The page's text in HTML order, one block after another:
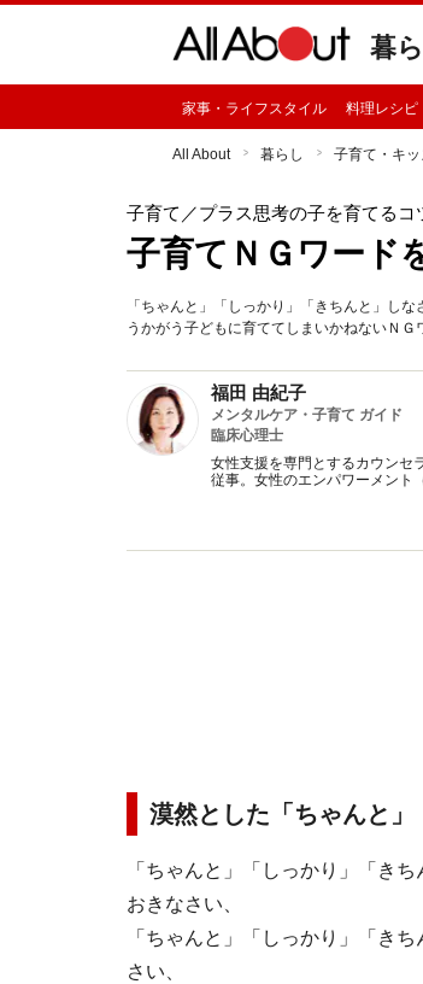
暮
家事・ライフスタイル 料理レシピ
All About 暮らし 子育て・キ
子育て ／プラス思考の子を育てるコ
子育てＮＧワード
「ちゃんと」「しっかり」「きちんと」し
うかがう子どもに育ててしまいかねないＮＧ
福田 由紀子
メンタルケア・子育て ガイド
臨床心理士
女性支援を専門とするカウンセ
従事。女性のエンパワーメント
漠然とした「ちゃんと
「ちゃんと」「しっかり」「き
おきなさい、
「ちゃんと」「しっかり」「き
さい、